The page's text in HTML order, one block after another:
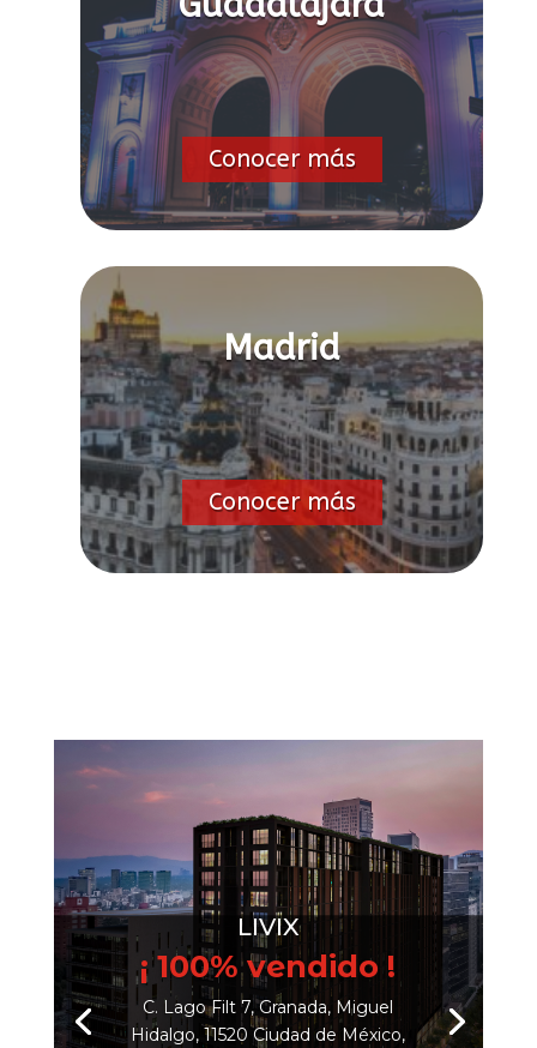
Conocer más
Madrid
Conocer más
LIVIX
¡ 100% vendido !
C. Lago Filt 7, Granada, Miguel
Hidalgo, 11520 Ciudad de México,